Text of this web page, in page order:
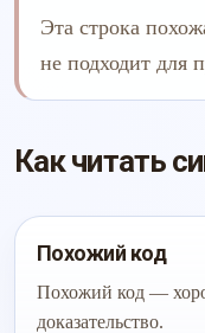
Эта строка
не подходит для
Как читать
Похожий код
Похожий код —
доказательство.